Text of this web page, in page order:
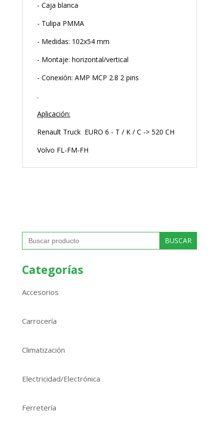
- Caja blanca
- Tulipa PMMA
- Medidas: 102x54 mm
- Montaje: horizontal/vertical
- Conexión: AMP MCP 2.8 2 pins
.
Aplicación:
Renault Truck EURO 6 - T / K / C -> 520 CH
Volvo FL-FM-FH
Buscar:
Categorías
Accesorios
Carrocería
Climatización
Electricidad/Electrónica
Ferretería